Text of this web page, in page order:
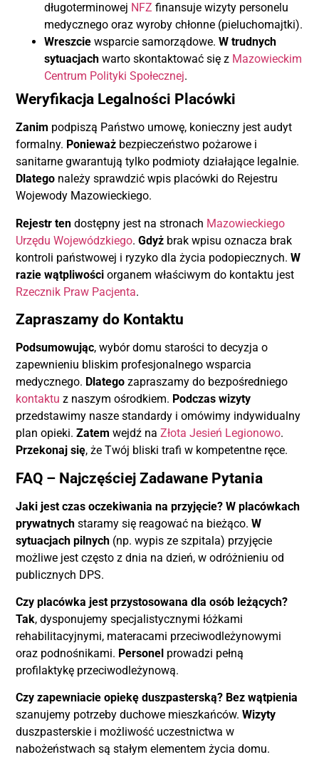
długoterminowej NFZ finansuje wizyty personelu
medycznego oraz wyroby chłonne (pieluchomajtki).
Wreszcie wsparcie samorządowe.W trudnych
sytuacjach warto skontaktować się z Mazowieckim
Centrum Polityki Społecznej.
Weryfikacja Legalności Placówki
Zanim podpiszą Państwo umowę, konieczny jest audyt
formalny. Ponieważ bezpieczeństwo pożarowe i
sanitarne gwarantują tylko podmioty działające legalnie.
Dlatego należy sprawdzić wpis placówki do Rejestru
Wojewody Mazowieckiego.
Rejestr ten dostępny jest na stronach Mazowieckiego
Urzędu Wojewódzkiego.Gdyż brak wpisu oznacza brak
kontroli państwowej i ryzyko dla życia podopiecznych.W
razie wątpliwości organem właściwym do kontaktu jest
Rzecznik Praw Pacjenta.
Zapraszamy do Kontaktu
Podsumowując, wybór domu starości to decyzja o
zapewnieniu bliskim profesjonalnego wsparcia
medycznego. Dlatego zapraszamy do bezpośredniego
kontaktu z naszym ośrodkiem. Podczas wizyty
przedstawimy nasze standardy i omówimy indywidualny
plan opieki.Zatem wejdź naZłota Jesień Legionowo.
Przekonaj się, że Twój bliski trafi w kompetentne ręce.
FAQ – Najczęściej Zadawane Pytania
Jaki jest czas oczekiwania na przyjęcie? W placówkach
prywatnych staramy się reagować na bieżąco.W
sytuacjach pilnych (np. wypis ze szpitala) przyjęcie
możliwe jest często z dnia na dzień, w odróżnieniu od
publicznych DPS.
Czy placówka jest przystosowana dla osób leżących?
Tak, dysponujemy specjalistycznymi łóżkami
rehabilitacyjnymi, materacami przeciwodleżynowymi
oraz podnośnikami. Personel prowadzi pełną
profilaktykę przeciwodleżynową.
Czy zapewniacie opiekę duszpasterską? Bez wątpienia
szanujemy potrzeby duchowe mieszkańców.Wizyty
duszpasterskie i możliwość uczestnictwa w
nabożeństwach są stałym elementem życia domu.